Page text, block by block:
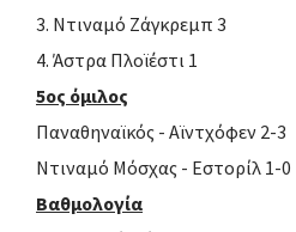
3. Ντιναμό Ζάγκρεμπ 3
4. Άστρα Πλοϊέστι 1
5ος όμιλος
Παναθηναϊκός - Αϊντχόφεν 2-3
Ντιναμό Μόσχας - Εστορίλ 1-0
Βαθμολογία